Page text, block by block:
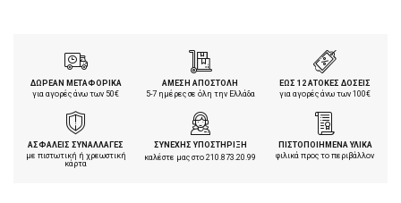
ΔΩΡΕΑΝ ΜΕΤΑΦΟΡΙΚΑ
για αγορές άνω των 50€
ΑΜΕΣΗ ΑΠΟΣΤΟΛΗ
5-7 ημέρες σε όλη την Ελλάδα
ΕΩΣ 12 ΑΤΟΚΕΣ ΔΟΣΕΙΣ
για αγορές άνω των 100€
ΑΣΦΑΛΕΙΣ ΣΥΝΑΛΛΑΓΕΣ
με πιστωτική ή χρεωστική
κάρτα
ΣΥΝΕΧΗΣ ΥΠΟΣΤΗΡΙΞΗ
καλέστε μας στο210.873.20.99
ΠΙΣΤΟΠΟΙΗΜΕΝΑ ΥΛΙΚΑ
φιλικά προς το περιβάλλον